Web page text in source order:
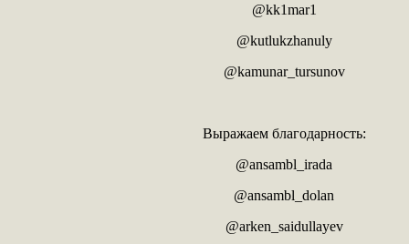
@kk1mar1
@kutlukzhanuly
@kamunar_tursunov
Выражаем благодарность:
@ansambl_irada
@ansambl_dolan
@arken_saidullayev